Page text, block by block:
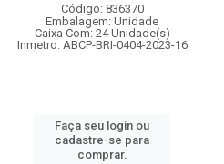
Código: 836370
Embalagem: Unidade
Caixa Com: 24 Unidade(s)
Inmetro: ABCP-BRI-0404-2023-16
Faça seu login ou
cadastre-se para
comprar.